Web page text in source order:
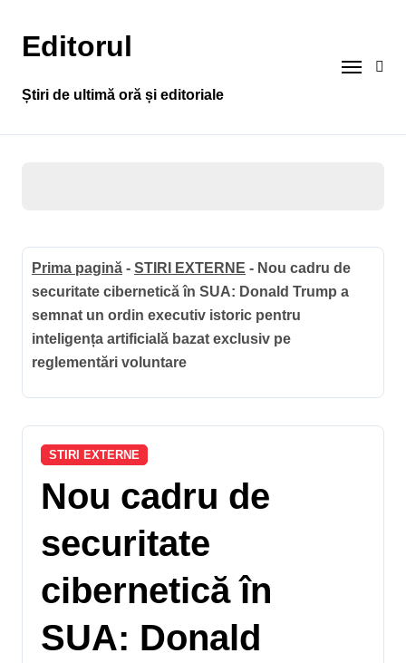
conținut
Editorul
Știri de ultimă oră și editoriale
Prima pagină - STIRI EXTERNE - Nou cadru de
securitate cibernetică în SUA: Donald Trump a
semnat un ordin executiv istoric pentru
inteligența artificială bazat exclusiv pe
reglementări voluntare
STIRI EXTERNE
Nou cadru de
securitate
cibernetică în
SUA: Donald